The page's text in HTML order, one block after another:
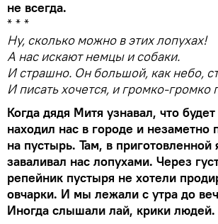
не всегда.
* * *
Ну, сколько можно в этих лопухах!
А нас искают немцы и собаки.
И страшно. Он большой, как небо,
И писать хочется, и громко-громко
Когда дядя Митя узнавал, что
находил нас в городе и незаметно
на пустырь. Там, в приготовленной
заваливал нас лопухами. Через
репейник пустыря не хотели
овчарки. И мы лежали с утра до
Иногда слышали лай, крики людей.